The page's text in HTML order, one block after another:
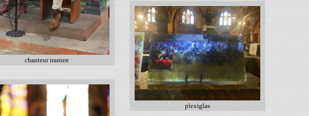
chanteur iranien
plexiglas